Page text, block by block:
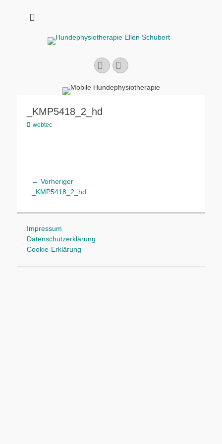
Bewegung macht Spaß!
nach:
FacebookInstagram
_KMP5418_2_hd
Autorwebtec
Beitragsnavigation
← Vorheriger
Vorheriger
_KMP5418_2_hd
Impressum
Datenschutzerklärung
Cookie-Erklärung